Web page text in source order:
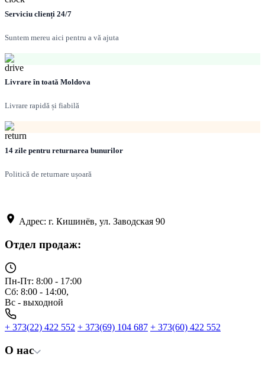
Serviciu clienți 24/7
Suntem mereu aici pentru a vă ajuta
Livrare în toată Moldova
Livrare rapidă și fiabilă
14 zile pentru returnarea bunurilor
Politică de returnare ușoară
Адрес: г. Кишинёв, ул. Заводская 90
Отдел продаж:
Пн-Пт: 8:00 - 17:00
Сб: 8:00 - 14:00,
Вс - выходной
+ 373(22) 422 552 + 373(69) 104 687 + 373(60) 422 552
О нас